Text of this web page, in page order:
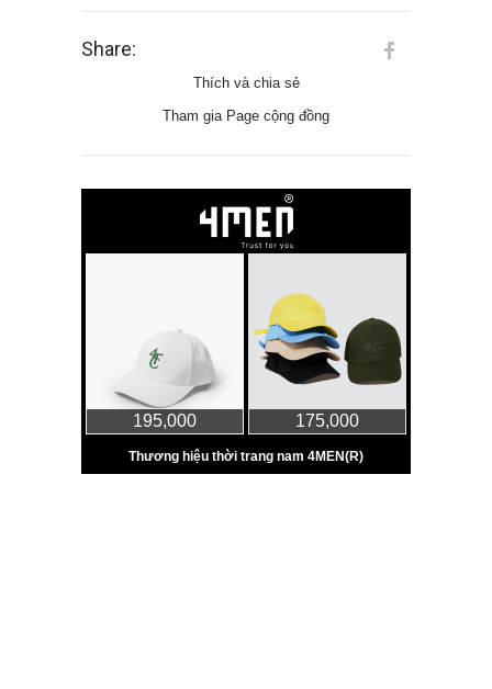
Share:
Thích và chia sẻ
Tham gia Page cộng đồng